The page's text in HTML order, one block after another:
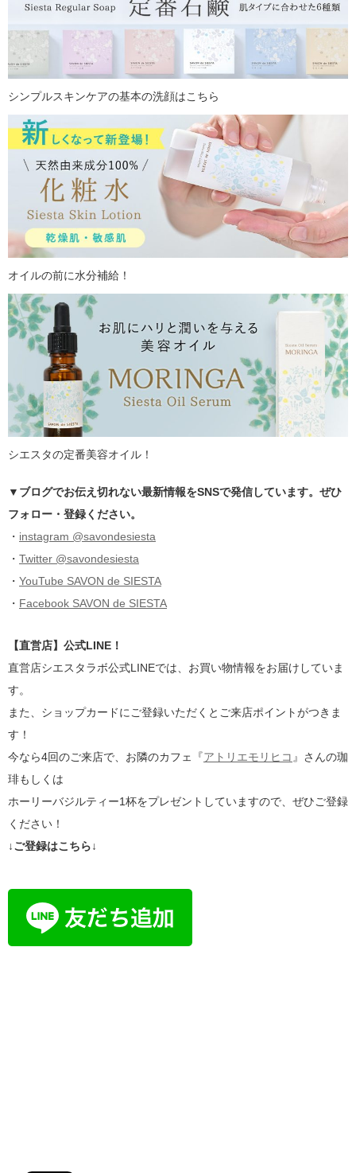
シンプルスキンケアの基本の洗顔はこちら
オイルの前に水分補給！
シエスタの定番美容オイル！
▼ブログでお伝え切れない最新情報をSNSで発信しています。ぜひ
フォロー・登録ください。
・ instagram @savondesiesta
・ Twitter @savondesiesta
・ YouTube SAVON de SIESTA
・ Facebook SAVON de SIESTA
【直営店】公式LINE！
直営店シエスタラボ公式LINEでは、お買い物情報をお届けしていま
す。
また、ショップカードにご登録いただくとご来店ポイントがつきま
す！
今なら4回のご来店で、お隣のカフェ『アトリエモリヒコ 』さんの珈
琲もしくは
ホーリーバジルティー1杯をプレゼントしていますので、ぜひご登録
ください！
↓ご登録はこちら↓